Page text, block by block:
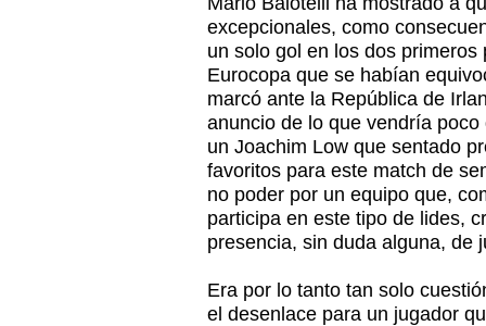
excepcionales, como
un solo gol en los dos
Eurocopa que se habían
marcó ante la República de
anuncio de lo que vendría
un Joachim Low que sentado
favoritos para este match de
no poder por un equipo que,
participa en este tipo de lides,
presencia, sin duda alguna, de
Era por lo tanto tan solo
el desenlace para un jugador